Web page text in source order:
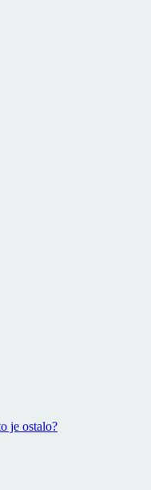
je ostalo?